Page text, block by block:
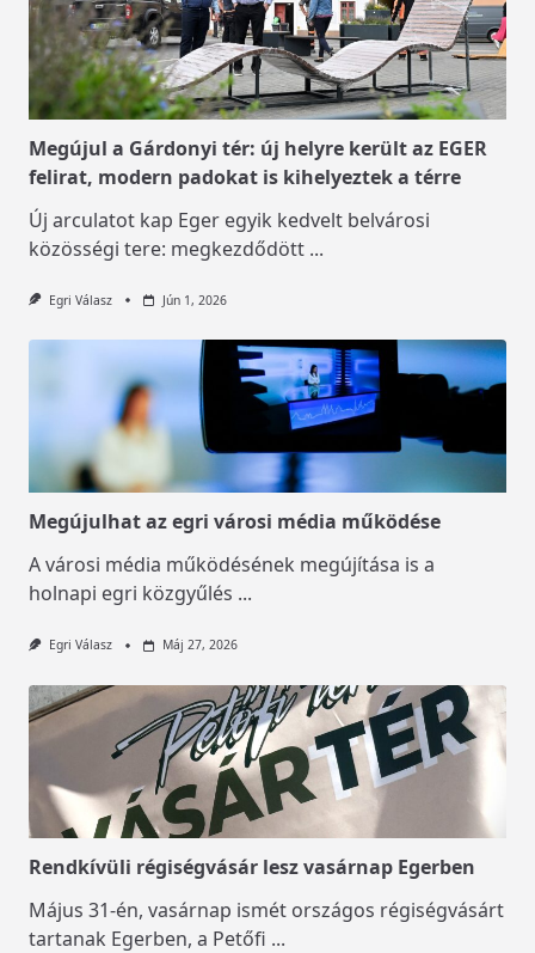
Megújul a Gárdonyi tér: új helyre került az EGER
felirat, modern padokat is kihelyeztek a térre
Új arculatot kap Eger egyik kedvelt belvárosi
közösségi tere: megkezdődött ...
Egri Válasz Jún 1, 2026
Megújulhat az egri városi média működése
A városi média működésének megújítása is a
holnapi egri közgyűlés ...
Egri Válasz Máj 27, 2026
Rendkívüli régiségvásár lesz vasárnap Egerben
Május 31-én, vasárnap ismét országos régiségvásárt
tartanak Egerben, a Petőfi ...